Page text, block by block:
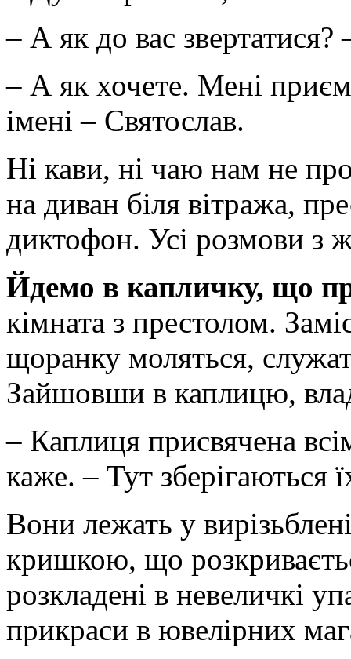
– А як до вас звертатися?
– А як хочете. Мені
імені – Святослав.
Ні кави, ні чаю нам не
на диван біля вітража,
диктофон. Усі розмови з
Йдемо в капличку, що
кімната з престолом.
щоранку моляться,
Зайшовши в каплицю,
– Каплиця присвячена
каже. – Тут зберігаються
Вони лежать у
кришкою, що
розкладені в невеличкі
прикраси в ювелірних